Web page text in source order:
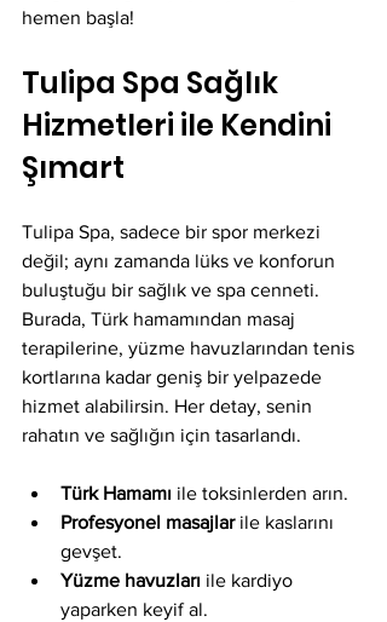
hemen başla!
Tulipa Spa Sağlık
Hizmetleri ile Kendini
Şımart
Tulipa Spa, sadece bir spor merkezi
değil; aynı zamanda lüks ve konforun
buluştuğu bir sağlık ve spa cenneti.
Burada, Türk hamamından masaj
terapilerine, yüzme havuzlarından tenis
kortlarına kadar geniş bir yelpazede
hizmet alabilirsin. Her detay, senin
rahatın ve sağlığın için tasarlandı.
Türk Hamamı ile toksinlerden arın.
Profesyonel masajlar ile kaslarını
gevşet.
Yüzme havuzları ile kardiyo
yaparken keyif al.